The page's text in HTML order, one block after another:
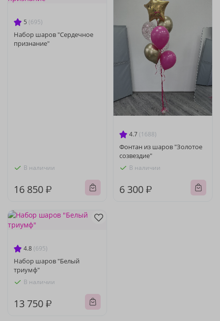
5 (695)
Набор шаров "Сердечное
признание"
В наличии
16 850 ₽
4.7 (1688)
Фонтан из шаров "Золотое
созвездие"
В наличии
6 300 ₽
4.8 (695)
Набор шаров "Белый
триумф"
В наличии
13 750 ₽